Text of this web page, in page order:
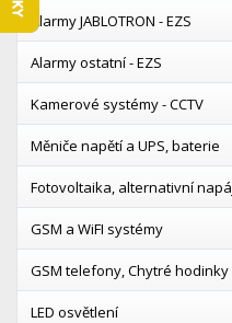
Alarmy JABLOTRON - EZS
Alarmy ostatní - EZS
Kamerové systémy - CCTV
Měniče napětí a UPS, baterie
Fotovoltaika, alternativní
GSM a WiFI systémy
GSM telefony, Chytré hodinky
LED osvětlení